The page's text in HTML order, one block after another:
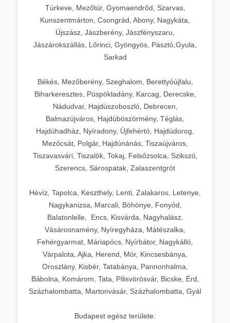
Túrkeve, Mezőtúr, Gyomaendrőd, Szarvas,
Kunszentmárton, Csongrád, Abony, Nagykáta,
Újszász, Jászberény, Jászfényszaru,
Jászárokszállás, Lőrinci, Gyöngyös, Pásztó,Gyula,
Sarkad
Békés, Mezőberény, Szeghalom, Berettyóújfalu,
Biharkeresztes, Püspökladány, Karcag, Derecske,
Nádudvar, Hajdúszoboszló, Debrecen,
Balmazújváros, Hajdúböszörmény, Téglás,
Hajdúhadház, Nyíradony, Újfehértó, Hajdúdorog,
Mezőcsát, Polgár, Hajdúnánás, Tiszaújváros,
Tiszavasvári, Tiszalök, Tokaj, Felsőzsolca, Szikszó,
Szerencs, Sárospatak, Zalaszentgrót
Hévíz, Tapolca, Keszthely, Lenti, Zalakaros, Letenye,
Nagykanizsa, Marcali, Böhönye, Fonyód,
Balatonlelle, Encs, Kisvárda, Nagyhalász,
Vásárosnamény, Nyíregyháza, Mátészalka,
Fehérgyarmat, Máriapócs, Nyírbátor, Nagykálló,
Várpalota, Ajka, Herend, Mór, Kincsesbánya,
Oroszlány, Kisbér, Tatabánya, Pannonhalma,
Bábolna, Komárom, Tata, Pilisvörösvár, Bicske, Érd,
Százhalombatta, Martonvásár, Százhalombatta, Gyál
Budapest egész területe: